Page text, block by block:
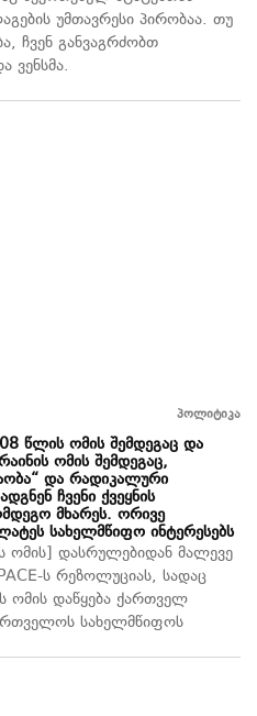
უმთავრესი პირობაა. თუ
ჩვენ განვაგრძობთ
ვენსმა.
პოლიტიკა
წლის ომის შემდეგაც და
ომის შემდეგაც,
და რადიკალური
ჩვენი ქვეყნის
მხარეს. ორივე
სახელმწიფო ინტერესებს
ომის] დასრულებიდან მალევე
ს რეზოლუციას, სადაც
ომის დაწყება ქართველ
სახელმწიფოს